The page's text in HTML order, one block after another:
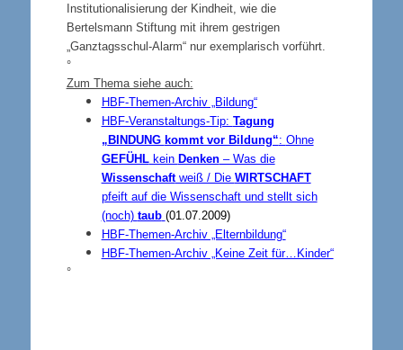
Institutionalisierung der Kindheit, wie die
Bertelsmann Stiftung mit ihrem gestrigen
„Ganztagsschul-Alarm“ nur exemplarisch vorführt.
°
Zum Thema siehe auch:
HBF-Themen-Archiv „Bildung“
HBF-Veranstaltungs-Tip: Tagung
„BINDUNG kommt vor Bildung“: Ohne
GEFÜHLkein Denken– Was die
Wissenschaftweiß / Die WIRTSCHAFT
pfeift auf die Wissenschaft und stellt sich
(noch) taub (01.07.2009)
HBF-Themen-Archiv „Elternbildung“
HBF-Themen-Archiv „Keine Zeit für…Kinder“
°